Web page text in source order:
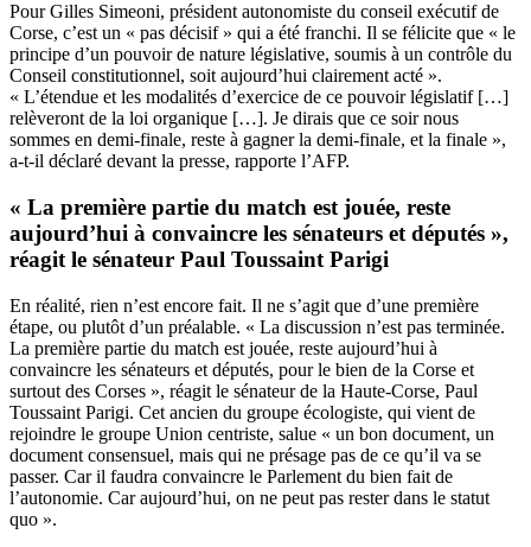
Pour Gilles Simeoni, président autonomiste du conseil exécutif de
Corse, c’est un « pas décisif » qui a été franchi. Il se félicite que « le
principe d’un pouvoir de nature législative, soumis à un contrôle du
Conseil constitutionnel, soit aujourd’hui clairement acté ».
« L’étendue et les modalités d’exercice de ce pouvoir législatif […]
relèveront de la loi organique […]. Je dirais que ce soir nous
sommes en demi-finale, reste à gagner la demi-finale, et la finale »,
a-t-il déclaré devant la presse, rapporte l’AFP.
« La première partie du match est jouée, reste
aujourd’hui à convaincre les sénateurs et députés »,
réagit le sénateur Paul Toussaint Parigi
En réalité, rien n’est encore fait. Il ne s’agit que d’une première
étape, ou plutôt d’un préalable. « La discussion n’est pas terminée.
La première partie du match est jouée, reste aujourd’hui à
convaincre les sénateurs et députés, pour le bien de la Corse et
surtout des Corses », réagit le sénateur de la Haute-Corse, Paul
Toussaint Parigi. Cet ancien du groupe écologiste, qui vient de
rejoindre le groupe Union centriste, salue « un bon document, un
document consensuel, mais qui ne présage pas de ce qu’il va se
passer. Car il faudra convaincre le Parlement du bien fait de
l’autonomie. Car aujourd’hui, on ne peut pas rester dans le statut
quo ».